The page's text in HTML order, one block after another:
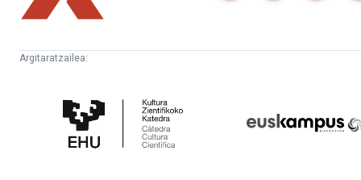
Argitaratzailea:
Zientifikoko
Katedra